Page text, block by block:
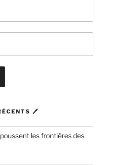
🖊
les frontières des